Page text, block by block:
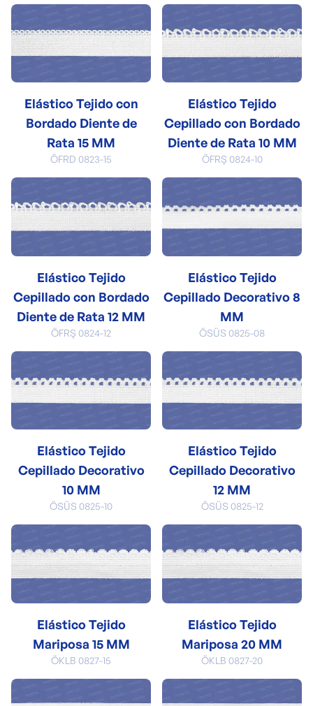
Elástico Tejido con
Bordado Diente de
Rata 15 MM
ÖFRD 0823-15
Elástico Tejido
Cepillado con Bordado
Diente de Rata 10 MM
ÖFRŞ 0824-10
Elástico Tejido
Cepillado con Bordado
Diente de Rata 12 MM
ÖFRŞ 0824-12
Elástico Tejido
Cepillado Decorativo 8
MM
ÖSÜS 0825-08
Elástico Tejido
Cepillado Decorativo
10 MM
ÖSÜS 0825-10
Elástico Tejido
Cepillado Decorativo
12 MM
ÖSÜS 0825-12
Elástico Tejido
Mariposa 15 MM
ÖKLB 0827-15
Elástico Tejido
Mariposa 20 MM
ÖKLB 0827-20